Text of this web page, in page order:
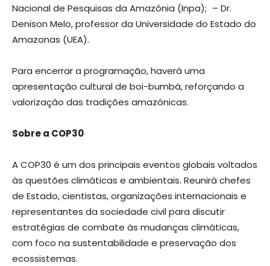
Nacional de Pesquisas da Amazônia (Inpa); – Dr.
Denison Melo, professor da Universidade do Estado do
Amazonas (UEA).
Para encerrar a programação, haverá uma
apresentação cultural de boi-bumbá, reforçando a
valorização das tradições amazônicas.
Sobre a COP30
A COP30 é um dos principais eventos globais voltados
às questões climáticas e ambientais. Reunirá chefes
de Estado, cientistas, organizações internacionais e
representantes da sociedade civil para discutir
estratégias de combate às mudanças climáticas,
com foco na sustentabilidade e preservação dos
ecossistemas.